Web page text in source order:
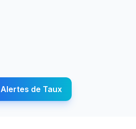
Alertes de Taux